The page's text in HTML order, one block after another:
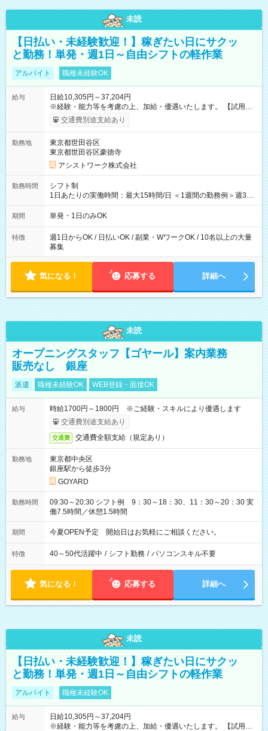
未読
【日払い・未経験歓迎！】稼ぎたい日にサクッ
と勤務！単発・週1日～自由シフトの軽作業
アルバイト 職種未経験OK
給与
日給10,305円～37,204円
※経験・能力等を考慮の上、加給・優遇いたします。 【試用期
間】試用期間なし
交通費別途支給あり
勤務地
東京都世田谷区
東京都世田谷区豪徳寺
アシストワーク株式会社
勤務時間
シフト制
1日あたりの実働時間：最大15時間/日 ＜1週間の勤務例＞週3回
勤務 勤務：月・水・金 休み：火・木・土・日 好きな時にお仕事
可能です！ ※1日あたりの最大実働時間は日勤、夜勤共に勤務し
期間 単発・1日のみOK
特徴
週1日からOK / 日払いOK / 副業・WワークOK / 10名以上の大量
募集
気になる！ 応募する 詳細へ
未読
オープニングスタッフ【ゴヤール】案内業務
販売なし 銀座
派遣 職種未経験OK WEB登録・面接OK
給与
時給1700円～1800円 ※ご経験・スキルにより優遇します
交通費別途支給あり
交通費 交通費全額支給（規定あり）
勤務地
東京都中央区
銀座駅から徒歩3分
GOYARD
勤務時間
09:30～20:30 シフト例 9：30～18：30、11：30～20：30 実
働7.5時間／休憩1.5時間
期間 今夏OPEN予定 開始日はお気軽にご相談ください。
特徴 40～50代活躍中 / シフト勤務 / パソコンスキル不要
気になる！ 応募する 詳細へ
未読
【日払い・未経験歓迎！】稼ぎたい日にサクッ
と勤務！単発・週1日～自由シフトの軽作業
アルバイト 職種未経験OK
給与
日給10,305円～37,204円
※経験・能力等を考慮の上、加給・優遇いたします。 【試用期